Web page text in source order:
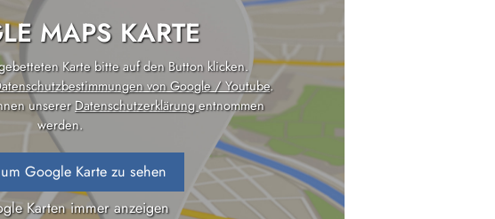
MAPS KARTE
Karte bitte auf den Button klicken.
von Google / Youtube.
unsererDatenschutzerklärungentnommen
werden.
Google Karte zu sehen
Karten immer anzeigen